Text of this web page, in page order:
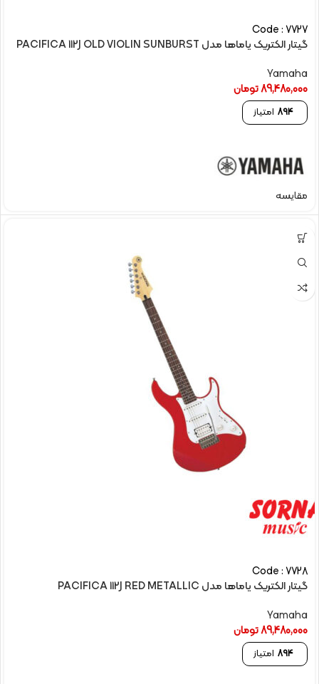
Code : 7727
گیتار الکتريک یاماها مدل PACIFICA 112J OLD VIOLIN SUNBURST
Yamaha
89,480,000تومان
894 امتیاز
مقایسه
Code : 7728
گیتار الکتريک یاماها مدل PACIFICA 112J RED METALLIC
Yamaha
89,480,000تومان
894 امتیاز